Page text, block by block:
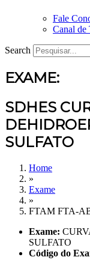
Fale
Canal de
Search
EXAME:
SDHES
SULFATO
Home
»
Exame
»
FTAM FTA-
Exame:
SULFATO
Código do